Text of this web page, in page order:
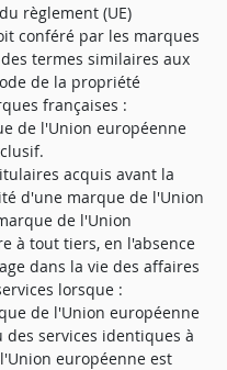
règlement (UE)
conféré par les marques
termes similaires aux
de la propriété
françaises :
de l'Union européenne
acquis avant la
d'une marque de l'Union
de l'Union
à tout tiers, en l'absence
dans la vie des affaires
lorsque :
de l'Union européenne
services identiques à
européenne est